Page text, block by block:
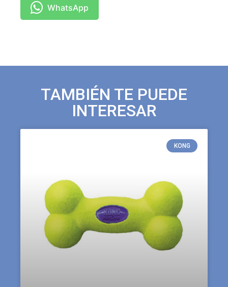
WhatsApp
TAMBIÉN TE PUEDE
INTERESAR
KONG